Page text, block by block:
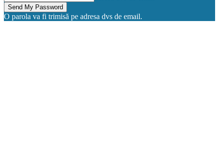
O parola va fi trimisă pe adresa dvs de email.